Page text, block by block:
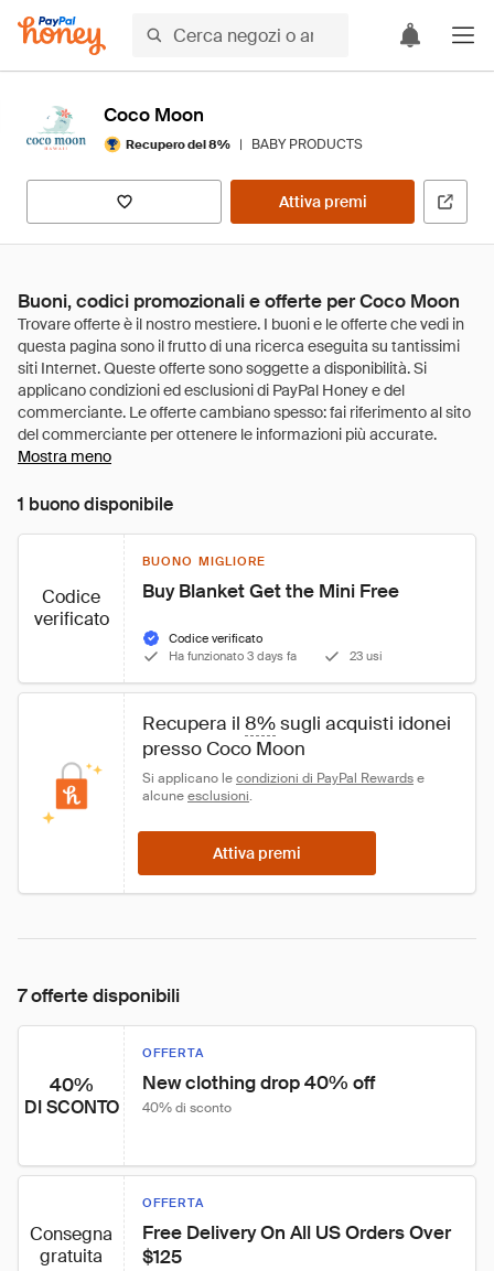
Coco Moon
Recupero del 8% | BABY PRODUCTS
Attiva premi
Buoni, codici promozionali e offerte per Coco Moon
Mostra meno
1 buono disponibile
Codice
verificato
BUONO MIGLIORE
Buy Blanket Get the Mini Free
Codice verificato
Ha funzionato 3 days fa
23 usi
Recupera il 8% sugli acquisti idonei
presso Coco Moon
Si applicano le condizioni di PayPal Rewards e
alcune esclusioni.
Attiva premi
7 offerte disponibili
40%
DI SCONTO
OFFERTA
New clothing drop 40% off
40% di sconto
Consegna
gratuita
OFFERTA
Free Delivery On All US Orders Over
$125